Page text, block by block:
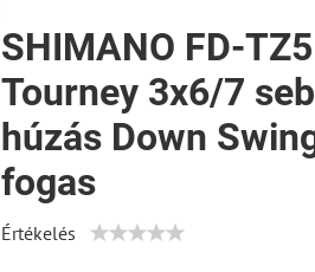
SHIMANO FD-
Tourney 3x6/7
húzás Down
fogas
Értékelés